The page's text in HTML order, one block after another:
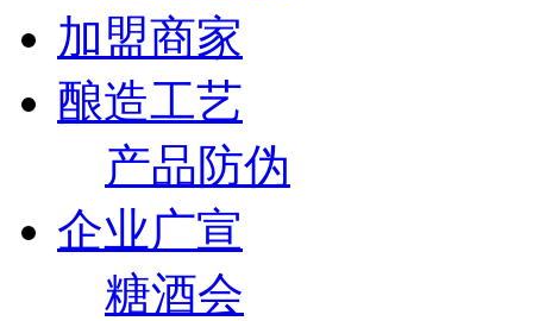
加盟商家
酿造工艺
产品防伪
企业广宣
糖酒会